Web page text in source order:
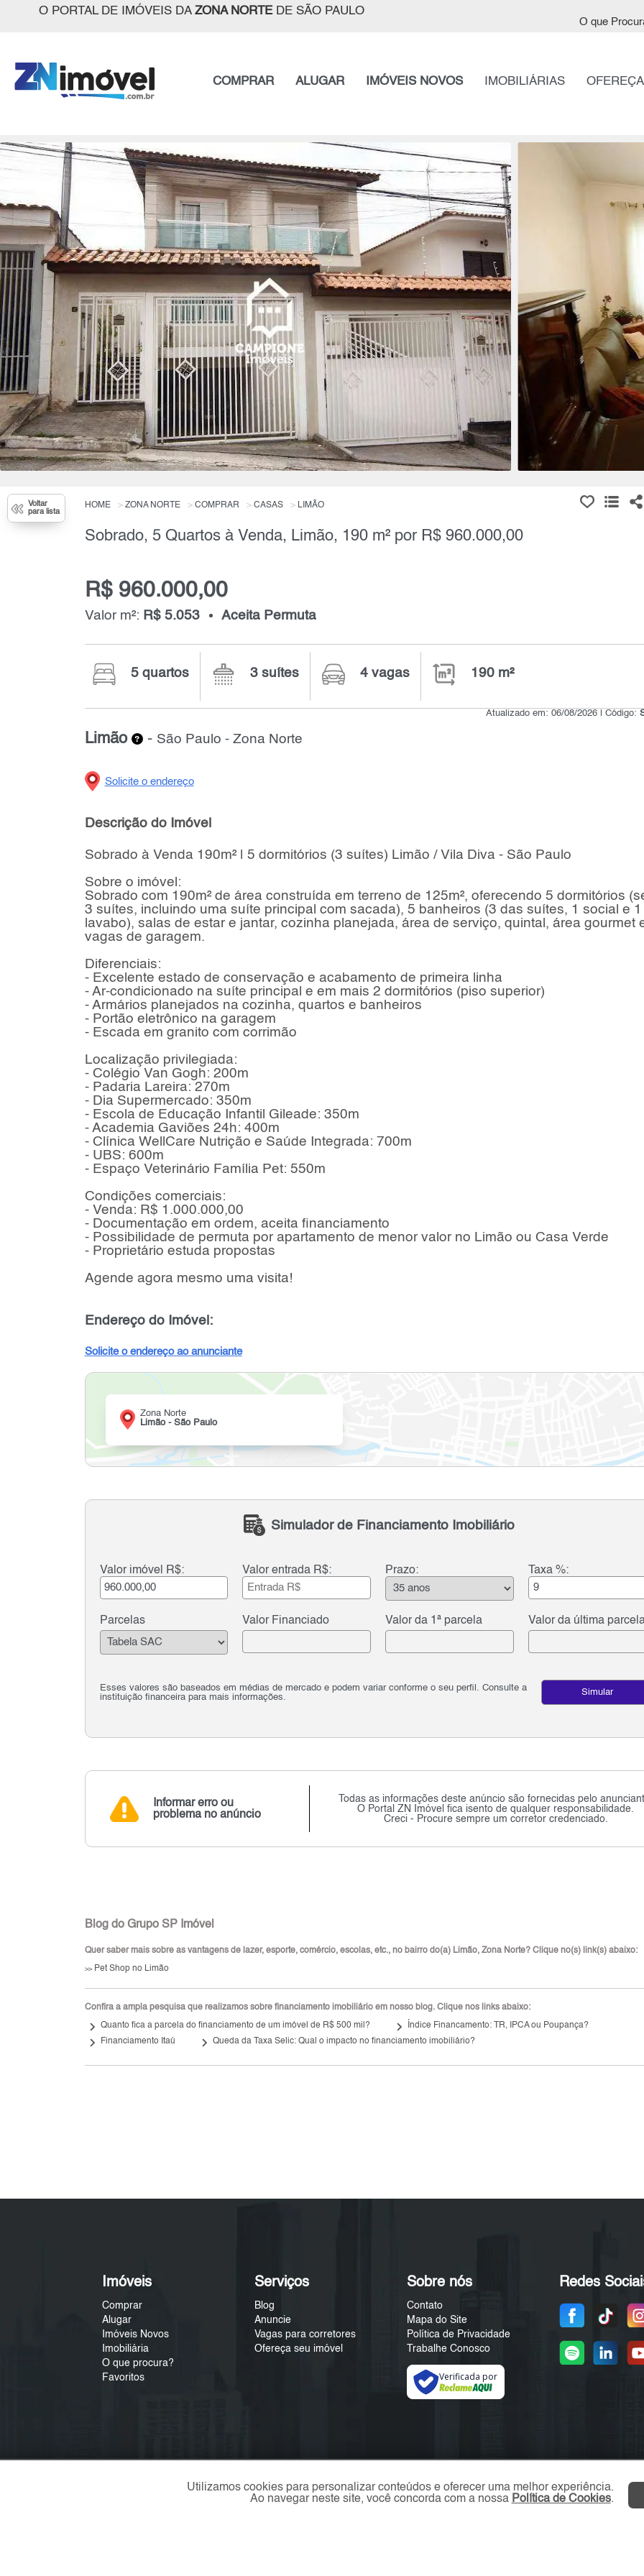
O PORTAL DE IMÓVEIS DA ZONA NORTEDE SÃO PAULO
O que
COMPRAR ALUGAR IMÓVEIS NOVOS IMOBILIÁRIAS
Voltar
para lista
HOME ZONA NORTE COMPRAR CASAS LIMÃO
Sobrado, 5 Quartos à Venda, Limão, 190 m² por R$ 960.000,00
R$ 960.000,00
Valor m²: R$ 5.053 Aceita Permuta
5 quartos 3 suítes 4 vagas 190 m²
Atualizado em: 06/08/2026 | Código:
Limão - São Paulo - Zona Norte
Solicite o endereço
Descrição do Imóvel
Sobrado à Venda 190m² | 5 dormitórios (3 suítes) Limão / Vila Diva - São Paulo
Sobre o imóvel:
Sobrado com 190m² de área construída em terreno de 125m², oferecendo 5 dormitórios
3 suítes, incluindo uma suíte principal com sacada), 5 banheiros (3 das suítes, 1 social e 1
lavabo), salas de estar e jantar, cozinha planejada, área de serviço, quintal, área gourmet
vagas de garagem.
Diferenciais:
- Excelente estado de conservação e acabamento de primeira linha
- Ar-condicionado na suíte principal e em mais 2 dormitórios (piso superior)
- Armários planejados na cozinha, quartos e banheiros
- Portão eletrônico na garagem
- Escada em granito com corrimão
Localização privilegiada:
- Colégio Van Gogh: 200m
- Padaria Lareira: 270m
- Dia Supermercado: 350m
- Escola de Educação Infantil Gileade: 350m
- Academia Gaviões 24h: 400m
- Clínica WellCare Nutrição e Saúde Integrada: 700m
- UBS: 600m
- Espaço Veterinário Família Pet: 550m
Condições comerciais:
- Venda: R$ 1.000.000,00
- Documentação em ordem, aceita financiamento
- Possibilidade de permuta por apartamento de menor valor no Limão ou Casa Verde
- Proprietário estuda propostas
Agende agora mesmo uma visita!
Endereço do Imóvel:
Solicite o endereço ao anunciante
Zona Norte
Limão - São Paulo
Simulador de Financiamento Imobiliário
Valor imóvel R$: Valor entrada R$: Prazo: Taxa %:
Parcelas Valor Financiado Valor da 1ª parcela Valor da última
Esses valores são baseados em médias de mercado e podem variar conforme o seu perfil. Consulte a
instituição financeira para mais informações.
Simular
Informar erro ou
problema no anúncio
Todas as informações deste anúncio são fornecidas pelo
O Portal ZN Imóvel fica isento de qualquer responsabilidade.
Creci - Procure sempre um corretor credenciado.
Blog do Grupo SP Imóvel
Quer saber mais sobre as vantagens de lazer, esporte, comércio, escolas, etc., no bairro do(a) Limão, Zona Norte? Clique no(s) link(s) abaixo:
>>Pet Shop no Limão
Confira a ampla pesquisa que realizamos sobre financiamento imobiliário em nosso blog. Clique nos links abaixo:
keyboard_arrow_right Quanto fica a parcela do financiamento de um imóvel de R$ 500 mil? keyboard_arrow_right Índice Financamento: TR, IPCA ou Poupança?
keyboard_arrow_right Financiamento Itaú keyboard_arrow_right Queda da Taxa Selic: Qual o impacto no financiamento imobiliário?
Imóveis
Comprar
Alugar
Imóveis Novos
Imobiliária
O que procura?
Favoritos
Serviços
Blog
Anuncie
Vagas para corretores
Ofereça seu imóvel
Sobre nós
Contato
Mapa do Site
Política de Privacidade
Trabalhe Conosco
Verificada por
Redes
Utilizamos cookies para personalizar conteúdos e oferecer uma melhor experiência.
Ao navegar neste site, você concorda com a nossa Política de Cookies.